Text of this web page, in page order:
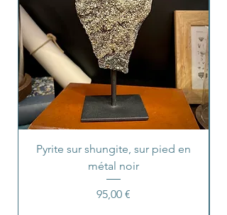
Pyrite sur shungite, sur pied en
métal noir
Prix
95,00 €